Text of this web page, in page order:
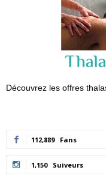
Découvrez les offres
112,889 Fans
1,150 Suiveurs